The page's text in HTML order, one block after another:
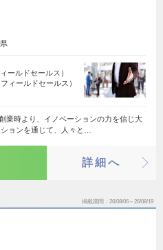
ールドセールス）
ィールドセールス）
業時より、イノベーションの力を信じ大
ョンを通じて、人々と…
詳細へ
掲載期間 26/08/06～26/08/19